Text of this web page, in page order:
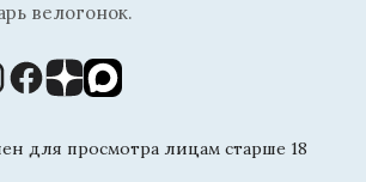
велогонок.
для просмотра лицам старше 18